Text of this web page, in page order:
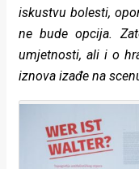
iskustvu bolesti,
ne bude opcija.
umjetnosti, ali i o
iznova izađe na